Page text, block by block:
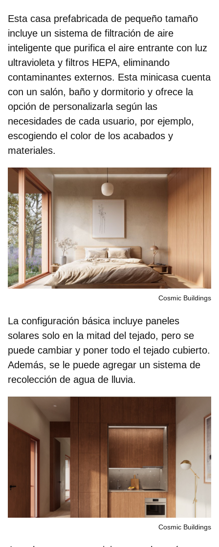
Esta casa prefabricada de pequeño tamaño
incluye un sistema de filtración de aire
inteligente que purifica el aire entrante con luz
ultravioleta y filtros HEPA, eliminando
contaminantes externos. Esta minicasa cuenta
con un salón, baño y dormitorio y ofrece la
opción de personalizarla según las
necesidades de cada usuario, por ejemplo,
escogiendo el color de los acabados y
materiales.
Cosmic Buildings
La configuración básica incluye paneles
solares solo en la mitad del tejado, pero se
puede cambiar y poner todo el tejado cubierto.
Además, se le puede agregar un sistema de
recolección de agua de lluvia.
Cosmic Buildings